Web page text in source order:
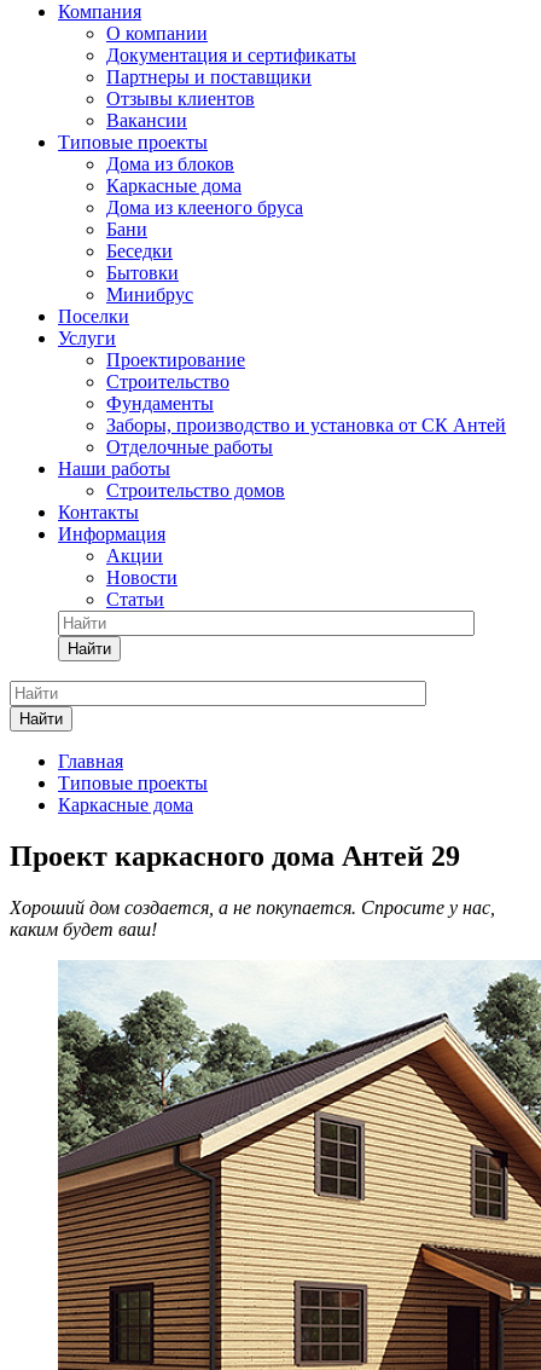
Компания
О компании
Документация и сертификаты
Партнеры и поставщики
Отзывы клиентов
Вакансии
Типовые проекты
Дома из блоков
Каркасные дома
Дома из клееного бруса
Бани
Беседки
Бытовки
Минибрус
Поселки
Услуги
Проектирование
Строительство
Фундаменты
Заборы, производство и установка от СК Антей
Отделочные работы
Наши работы
Строительство домов
Контакты
Информация
Акции
Новости
Статьи
Найти
Найти
Главная
Типовые проекты
Каркасные дома
Проект каркасного дома Антей 29
Хороший дом создается, а не покупается. Спросите у нас,
каким будет ваш!